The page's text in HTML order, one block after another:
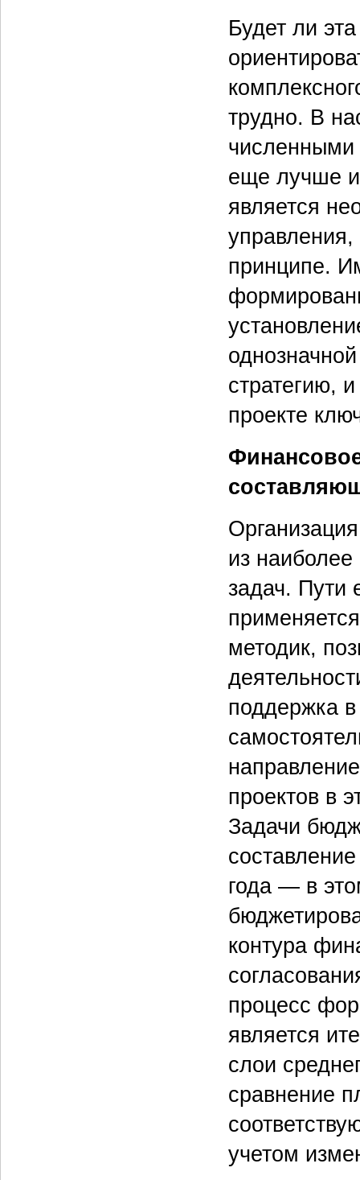
Будет ли
трудно. В
численными
еще лучше и
является
управления,
принципе.
стратегию,
проекте
из
задач. Пути
методик,
поддержка
проектов в
Задачи
года — в
контура
процесс
является
слои
сравнение
учетом